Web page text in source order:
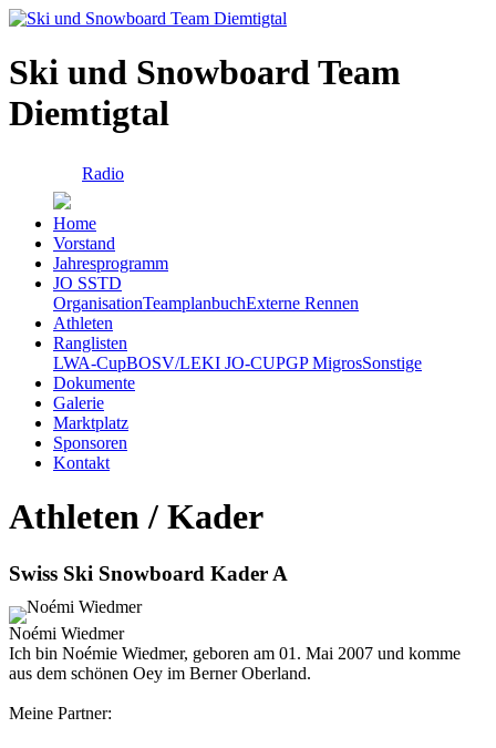
Ski und Snowboard Team
Diemtigtal
Radio
Home
Vorstand
Jahresprogramm
JO SSTD
OrganisationTeamplanbuchExterne Rennen
Athleten
Ranglisten
LWA-CupBOSV/LEKI JO-CUPGP MigrosSonstige
Dokumente
Galerie
Marktplatz
Sponsoren
Kontakt
Athleten / Kader
Swiss Ski Snowboard Kader A
Noémi Wiedmer
Ich bin Noémie Wiedmer, geboren am 01. Mai 2007 und komme
aus dem schönen Oey im Berner Oberland.
Meine Partner: